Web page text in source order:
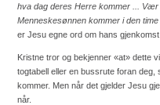
hva dag deres Herre kommer ...
Menneskesønnen kommer i den
er Jesu egne ord om hans gjenkomst.
Kristne tror og bekjenner «at» dette
togtabell eller en bussrute foran
kommer. Men når det gjelder Jesu
når.